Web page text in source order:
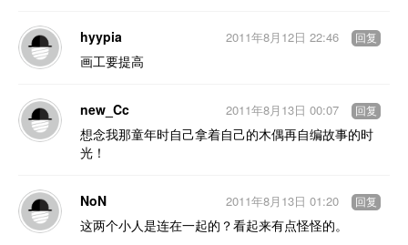
hyypia
画工要提高
2011年8月12日 22:46 回复
new_Cc
想念我那童年时自己拿着自己的木偶再自编故事的时
光！
2011年8月13日 00:07 回复
NoN
这两个小人是连在一起的？看起来有点怪怪的。
2011年8月13日 01:20 回复